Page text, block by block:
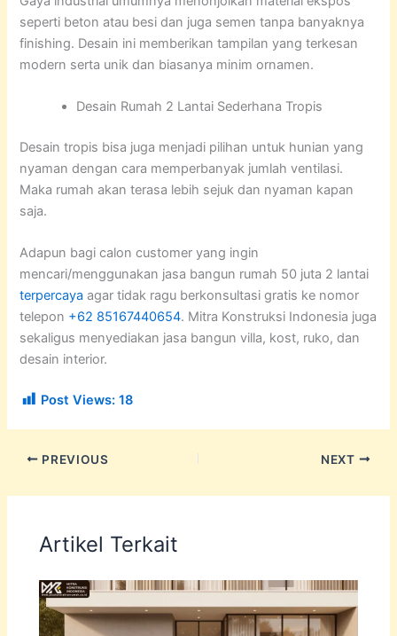
seperti beton atau besi dan juga semen tanpa banyaknya
finishing. Desain ini memberikan tampilan yang terkesan
modern serta unik dan biasanya minim ornamen.
Desain Rumah 2 Lantai Sederhana Tropis
Desain tropis bisa juga menjadi pilihan untuk hunian yang
nyaman dengan cara memperbanyak jumlah ventilasi.
Maka rumah akan terasa lebih sejuk dan nyaman kapan
saja.
Adapun bagi calon customer yang ingin
mencari/menggunakan jasa bangun rumah 50 juta 2 lantai
terpercaya agar tidak ragu berkonsultasi gratis ke nomor
telepon +62 85167440654. Mitra Konstruksi Indonesia juga
sekaligus menyediakan jasa bangun villa, kost, ruko, dan
desain interior.
Post Views: 18
PREVIOUS NEXT
Artikel Terkait